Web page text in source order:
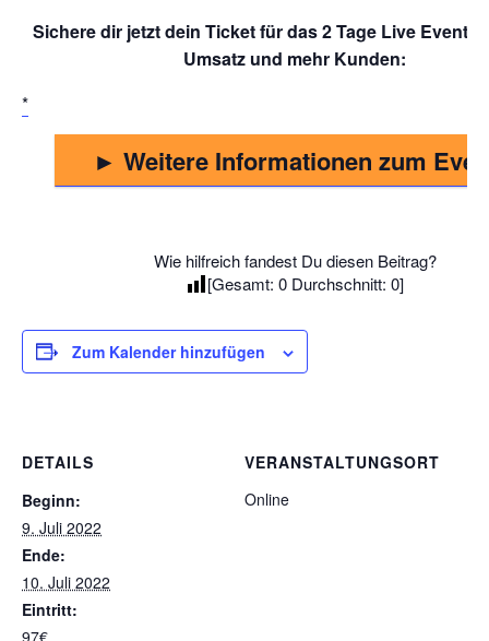
Sichere dir jetzt dein Ticket für das 2 Tage Live Event –
Umsatz und mehr Kunden:
► Weitere Informationen zum
Wie hilfreich fandest Du diesen Beitrag?
[Gesamt: 0 Durchschnitt: 0]
Zum Kalender hinzufügen
DETAILS
Beginn:
9. Juli 2022
Ende:
10. Juli 2022
Eintritt:
97€
VERANSTALTUNGSORT
Online